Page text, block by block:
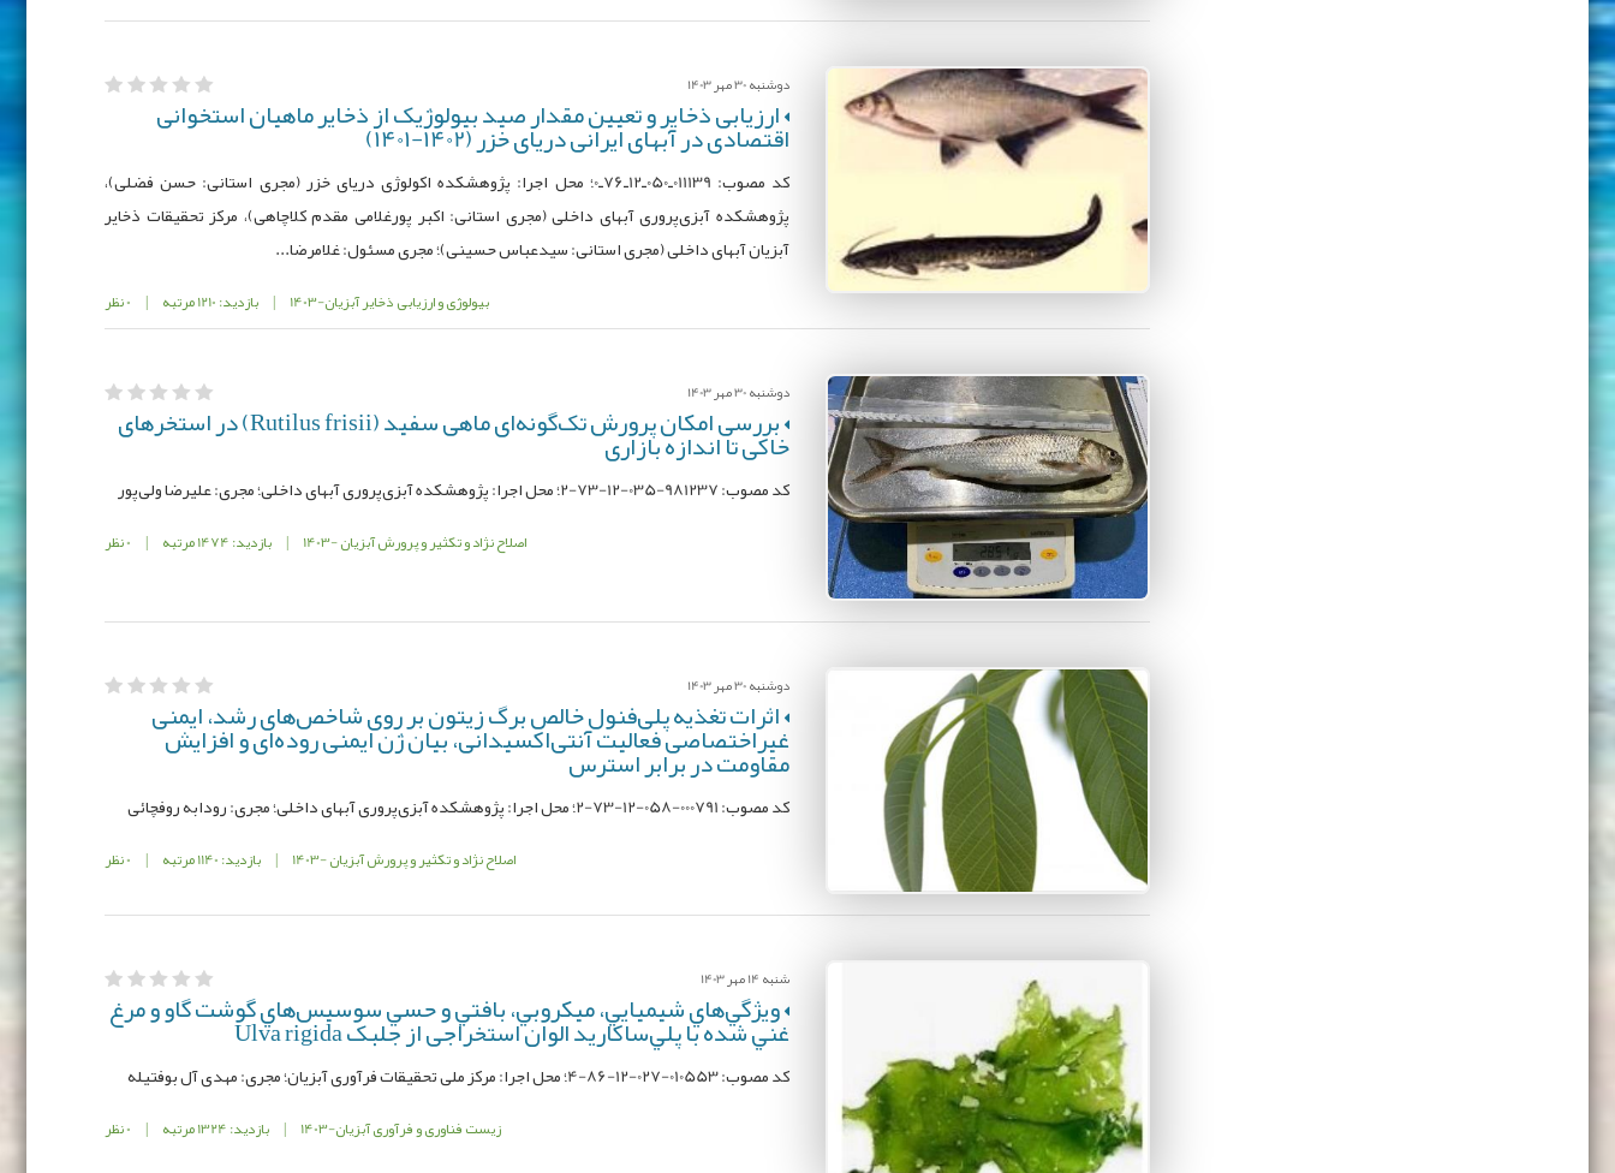
دوشنبه 30 مهر 1403
ارزیابی ذخایر و تعيين مقدار صيد بيولوژیک از ذخایر ماهيان استخوانی
اقتصادی در آبهای ایرانی دریای خزر (1402-1401)
کد مصوب: 011139ـ050ـ12ـ76ـ0؛ محل اجرا: پژوهشکده اکولوژی دریای خزر (مجری استانی: حسن فضلی)،
پژوهشکده آبزی‌پروری آبهای داخلی (مجری استانی: اکبر پورغلامی مقدم کلاچاهی)، مرکز تحقیقات ذخایر
آبزیان آبهای داخلی (مجری استانی: سیدعباس حسینی)؛ مجری مسئول: غلامرضا...
بیولوژی و ارزیابی ذخایر آبزیان-1403 | بازدید: 1210 مرتبه | 0 نظر
دوشنبه 30 مهر 1403
بررسی امکان پرورش تک‌گونه‌ای ماهی سفید (Rutilus frisii) در استخرهای خاکی تا اندازه بازاری
کد مصوب: 981237-035-12-73-2؛ محل اجرا: پژوهشكده آبزی‌پروری آبهای داخلی؛ مجری: علیرضا ولی‌پور
اصلاح نژاد و تکثیر و پرورش آبزیان -1403 | بازدید: 1474 مرتبه | 0 نظر
دوشنبه 30 مهر 1403
اثرات تغذیه پلی‌فنول خالص برگ زیتون بر روی شاخص‌‌های رشد، ایمنی
غيراختصاصی فعاليت آنتی‌اکسيدانی، بيان ژن ایمنی روده‌ای و افزایش
مقاومت در برابر استرس
کد مصوب: 000791-058-12-73-2؛ محل اجرا: پژوهشکده آبزی‌پروری آبهای داخلی؛ مجری: رودابه روفچائی
اصلاح نژاد و تکثیر و پرورش آبزیان -1403 | بازدید: 1140 مرتبه | 0 نظر
شنبه 14 مهر 1403
ويژگي‌‌هاي شيميايي، ميکروبي، بافتي و حسي سوسيس‌‌هاي گوشت گاو و مرغ
غني شده با پلي‌ساکاريد الوان استخراجی از جلبک Ulva rigida
کد مصوب: 010553-027-12-86-4؛ محل اجرا: مرکز ملی تحقیقات فرآوری آبزیان؛ مجری: مهدی آل ‌‌بوفتیله
زیست فناوری و فرآوری آبزیان-1403 | بازدید: 1324 مرتبه | 0 نظر